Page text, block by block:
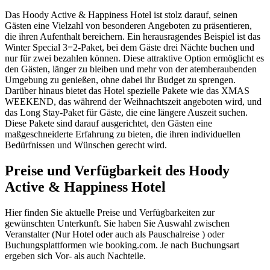
Das Hoody Active & Happiness Hotel ist stolz darauf, seinen
Gästen eine Vielzahl von besonderen Angeboten zu präsentieren,
die ihren Aufenthalt bereichern. Ein herausragendes Beispiel ist das
Winter Special 3=2-Paket, bei dem Gäste drei Nächte buchen und
nur für zwei bezahlen können. Diese attraktive Option ermöglicht es
den Gästen, länger zu bleiben und mehr von der atemberaubenden
Umgebung zu genießen, ohne dabei ihr Budget zu sprengen.
Darüber hinaus bietet das Hotel spezielle Pakete wie das XMAS
WEEKEND, das während der Weihnachtszeit angeboten wird, und
das Long Stay-Paket für Gäste, die eine längere Auszeit suchen.
Diese Pakete sind darauf ausgerichtet, den Gästen eine
maßgeschneiderte Erfahrung zu bieten, die ihren individuellen
Bedürfnissen und Wünschen gerecht wird.
Preise und Verfügbarkeit des Hoody
Active & Happiness Hotel
Hier finden Sie aktuelle Preise und Verfügbarkeiten zur
gewünschten Unterkunft. Sie haben Sie Auswahl zwischen
Veranstalter (Nur Hotel oder auch als Pauschalreise ) oder
Buchungsplattformen wie booking.com. Je nach Buchungsart
ergeben sich Vor- als auch Nachteile.